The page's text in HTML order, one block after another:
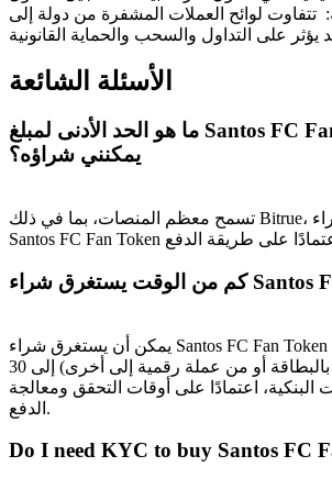
: تتفاوت لوائح العملات المشفرة من دولة إلى
الأسئلة الشائعة
ما هو الحد الأدنى لمبلغ Santos FC Fan Token الذي
يمكنني شراؤه؟
تسمح معظم المنصات، بما في ذلك Bitrue، للمستخدمين بشراء
يمكن أن يستغرق شراء Santos FC Fan Token من بضع دقائق
(لعمليات الشراء بالبطاقة أو من عملة رقمية إلى أخرى) إلى 30
البنكية، اعتمادًا على أوقات التحقق ومعالجة
الدفع.
Do I need KYC to buy Santos FC